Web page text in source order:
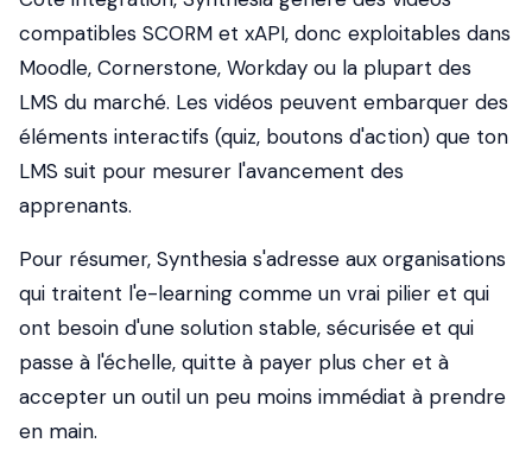
compatibles SCORM et xAPI, donc exploitables dans
Moodle, Cornerstone, Workday ou la plupart des
LMS du marché. Les vidéos peuvent embarquer des
éléments interactifs (quiz, boutons d'action) que ton
LMS suit pour mesurer l'avancement des
apprenants.
Pour résumer, Synthesia s'adresse aux organisations
qui traitent l'e-learning comme un vrai pilier et qui
ont besoin d'une solution stable, sécurisée et qui
passe à l'échelle, quitte à payer plus cher et à
accepter un outil un peu moins immédiat à prendre
en main.